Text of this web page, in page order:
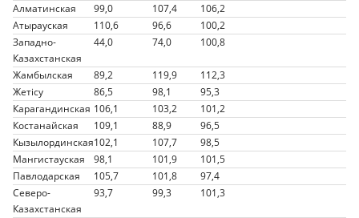
Алматинская
99,0 107,4
106,2
Атырауская
110,6 96,6
100,2
Западно-
Казахстанская
44,0 74,0 100,8
Жамбылская 89,2 119,9
112,3
Жетісу
86,5 98,1
95,3
Карагандинская 106,1 103,2
101,2
Костанайская
109,1 88,9
96,5
Кызылординская102,1 107,7
98,5
Мангистауская
98,1 101,9
101,5
Павлодарская
105,7 101,8
97,4
Северо-
Казахстанская
93,7 99,3 101,3